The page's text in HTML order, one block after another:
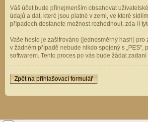
Váš účet bude přinejmenším obsahovat
údajů a dat, které jsou platné v zemi, ve které
případech dostanete možnost rozhodnout, zda-li
Vaše heslo je zašifrováno (jednosměrný hash)
v žádném případě nebude nikdo spojený s
softwarem. Tento proces po vás bude žádat
Zpět na přihlašovací formulář